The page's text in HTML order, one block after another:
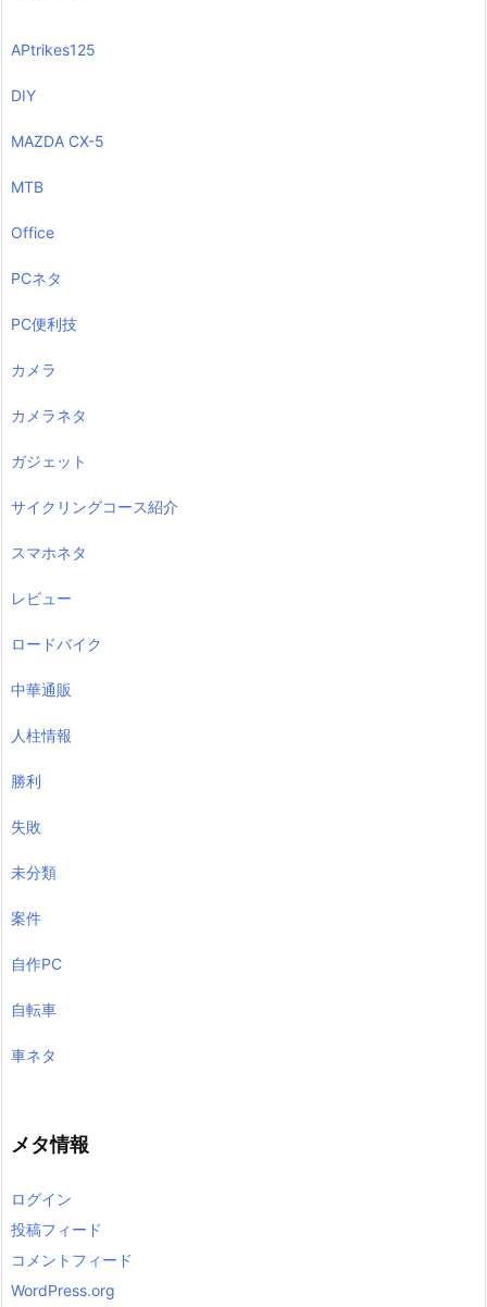
APtrikes125
DIY
MAZDA CX-5
MTB
Office
PCネタ
PC便利技
カメラ
カメラネタ
ガジェット
サイクリングコース紹介
スマホネタ
レビュー
ロードバイク
中華通販
人柱情報
勝利
失敗
未分類
案件
自作PC
自転車
車ネタ
メタ情報
ログイン
投稿フィード
コメントフィード
WordPress.org